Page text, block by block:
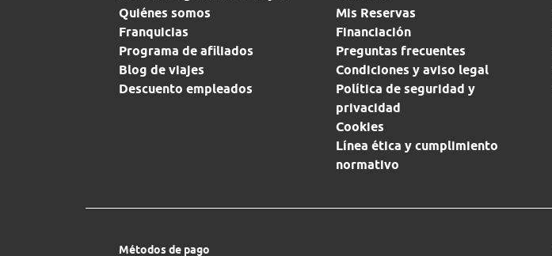
Quiénes somos
Franquicias
Programa de afiliados
Blog de viajes
Descuento empleados
Mis Reservas
Financiación
Preguntas frecuentes
Condiciones y aviso legal
Política de seguridad y
privacidad
Cookies
Línea ética y cumplimiento
normativo
Métodos de pago